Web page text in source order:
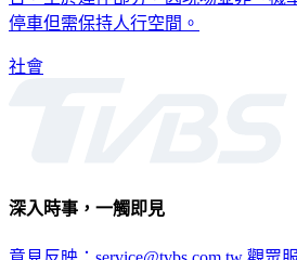
停車但需保持人行空間。
社會
深入時事，一觸即見